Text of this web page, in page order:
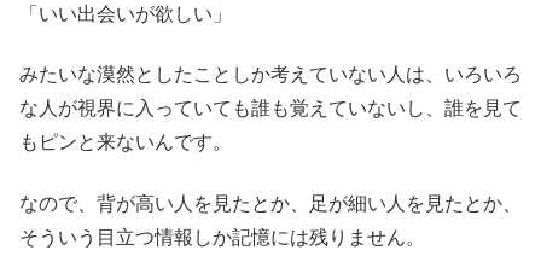
「いい出会いが欲しい」
みたいな漠然としたことしか考えていない人は、いろいろ
な人が視界に入っていても誰も覚えていないし、誰を見て
もピンと来ないんです。
なので、背が高い人を見たとか、足が細い人を見たとか、
そういう目立つ情報しか記憶には残りません。